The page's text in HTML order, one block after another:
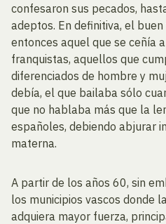
confesaron sus pecados,
adeptos. En definitiva, el
entonces aquel que se ceñía
franquistas, aquellos que
diferenciados de hombre y
debía, el que bailaba sólo
que no hablaba más que la
españoles, debiendo abjurar
materna.
A partir de los años 60, sin
los municipios vascos donde
adquiera mayor fuerza,